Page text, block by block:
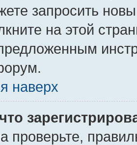
запросить
на этой
наверх
проверьте,